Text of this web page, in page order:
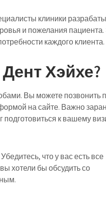
клиники
и пожелания
каждого клиента.
Хэйхе?
Вы можете позвонить
на сайте. Важно
подготовиться к вашему
что у вас есть все
хотели бы обсудить со